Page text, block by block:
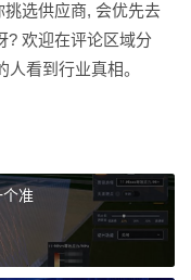
选供应商, 会优先去
? 欢迎在评论区域分
看到行业真相。
准